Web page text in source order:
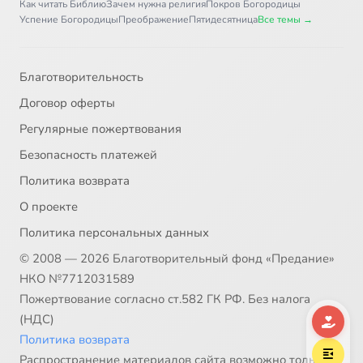
032 - Ангельский мир
33 033 - О святых людях. Апостолы
35 035 - Святые Борис и Глеб
36 036 - Святая великомученица Екатерина_1
037 - Равноапостольные
38
Как читать БиблиюЗачем нужна религияПокров Богородицы
Успение БогородицыПреображениеПятидесятницаВсе темы →
Благотворительность
Договор оферты
Регулярные пожертвования
Безопасность платежей
Политика возврата
О проекте
Политика персональных данных
© 2008 — 2026 Благотворительный фонд «Предание»
НКО №7712031589
Пожертвование согласно ст.582 ГК РФ. Без налога
(НДС)
Политика возврата